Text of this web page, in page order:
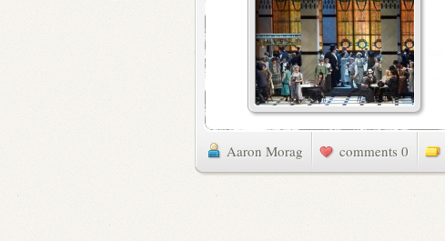
Aaron Morag 0 comments